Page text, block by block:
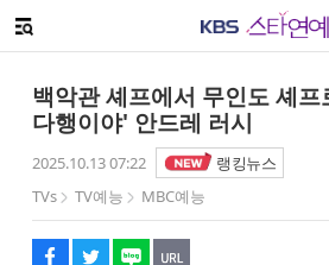
메뉴 열기
백악관 셰프에서 무인도 셰프
다행이야' 안드레 러시
2025.10.13 07:22
랭킹뉴스
TVs
TV예능 MBC예능
페이스북
트위터
네이버
URL복사
글씨 작게보기
글씨 크게보기